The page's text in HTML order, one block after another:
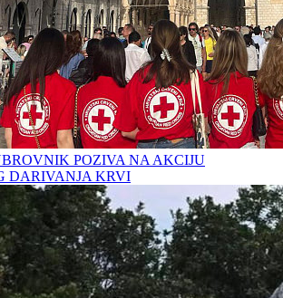
POZIVA NA AKCIJU
DARIVANJA KRVI